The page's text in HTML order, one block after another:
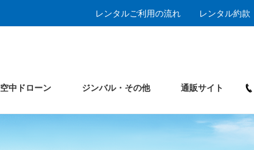
レンタルご利用の流れ レンタル約款
空中ドローン ジンバル・その他 通販サイト